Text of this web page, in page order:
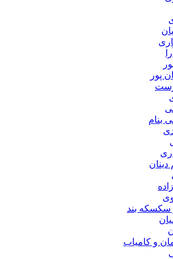
پور
بنام
سکسکه بند
و کامیاب